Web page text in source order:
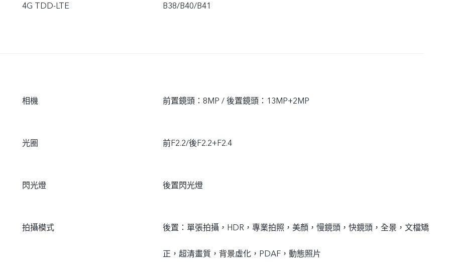
4G TDD-LTE B38/B40/B41
相機 前置鏡頭：8MP / 後置鏡頭：13MP+2MP
光圈 前F2.2/後F2.2+F2.4
閃光燈 後置閃光燈
拍攝模式 後置：單張拍攝，HDR，專業拍照，美顏，慢鏡頭，快鏡頭，全景，文檔矯
正，超清畫質，背景虛化，PDAF，動態照片